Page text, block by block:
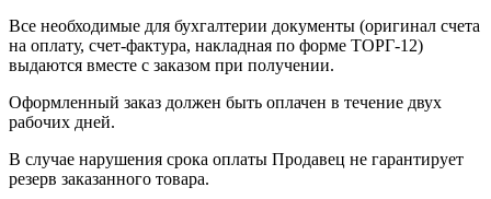
Все необходимые для бухгалтерии документы (оригинал счета
на оплату, счет-фактура, накладная по форме ТОРГ-12)
выдаются вместе с заказом при получении.
Оформленный заказ должен быть оплачен в течение двух
рабочих дней.
В случае нарушения срока оплаты Продавец не гарантирует
резерв заказанного товара.